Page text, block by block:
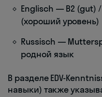
Englisch — B2 (gut)
(хороший уровень)
Russisch —
родной язык
В разделе EDV-
навыки) также